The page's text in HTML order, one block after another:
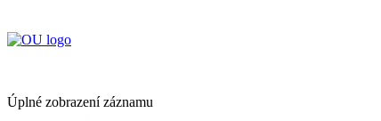
Úplné zobrazení záznamu